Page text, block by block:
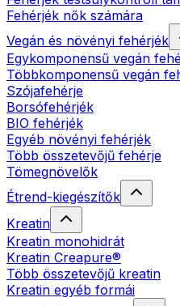
Fehérjék nők számára
Vegán és növényi fehérjék
Egykomponensű vegán
Többkomponensű vegán
Szójafehérje
Borsófehérjék
BIO fehérjék
Egyéb növényi fehérjék
Több összetevőjű fehérje
Tömegnövelők
Étrend-kiegészítők
Kreatin
Kreatin monohidrát
Kreatin Creapure®
Több összetevőjű kreatin
Kreatin egyéb formái